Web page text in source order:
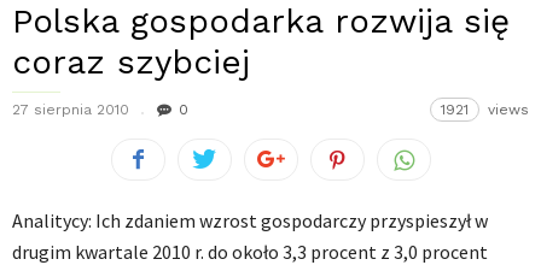
Polska gospodarka rozwija się
coraz szybciej
27 sierpnia 2010 0 1921 views
Analitycy: Ich zdaniem wzrost gospodarczy przyspieszył w
drugim kwartale 2010 r. do około 3,3 procent z 3,0 procent